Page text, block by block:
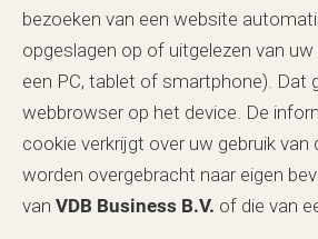
bezoeken van een website
opgeslagen op of uitgelezen van
een PC, tablet of smartphone). Dat
webbrowser op het device. De
cookie verkrijgt over uw gebruik van
worden overgebracht naar eigen
van VDB Business B.V. of die van